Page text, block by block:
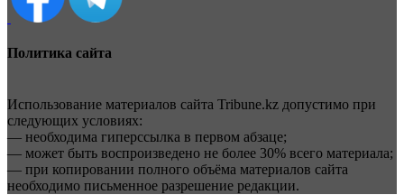
Политика сайта
Использование материалов сайта Tribune.kz допустимо при
следующих условиях:
— необходима гиперссылка в первом абзаце;
— может быть воспроизведено не более 30% всего материала;
— при копировании полного объёма материалов сайта
необходимо письменное разрешение редакции.